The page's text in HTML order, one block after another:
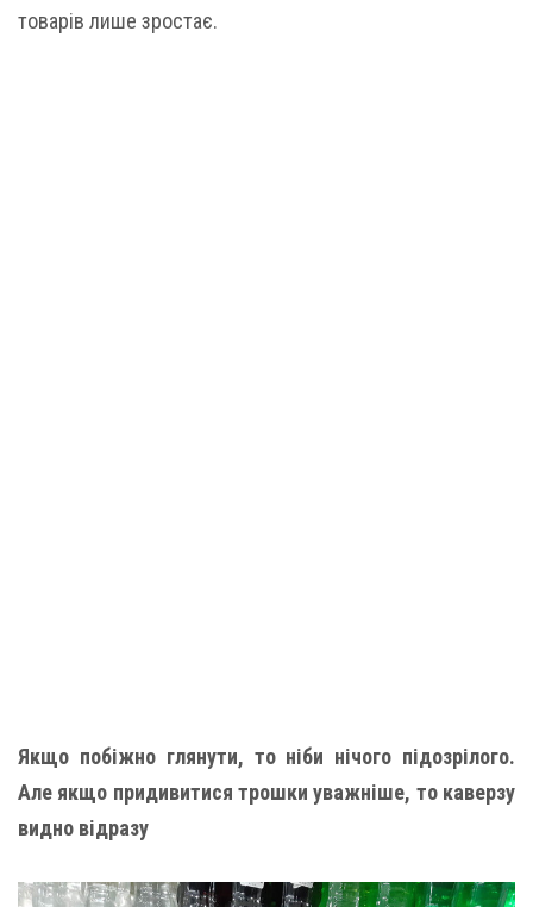
товарів лише зростає.
Якщо побіжно глянути, то ніби нічого підозрілого.
Але якщо придивитися трошки уважніше, то каверзу
видно відразу